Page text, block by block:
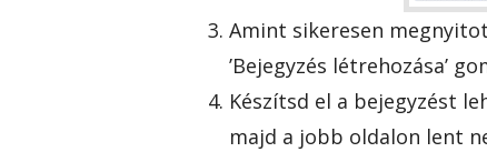
Amint sikeresen
’Bejegyzés létrehozása’
Készítsd el a bejegyzést
majd a jobb oldalon lent